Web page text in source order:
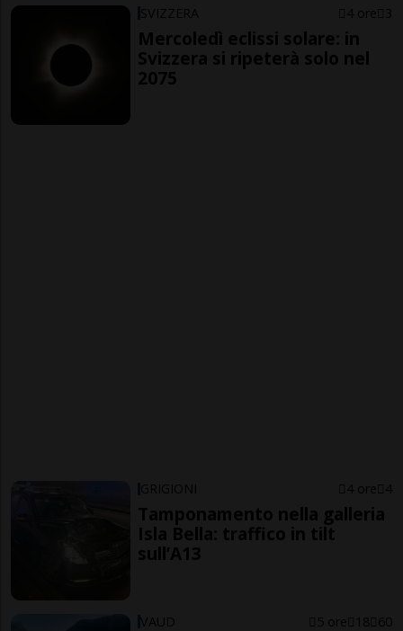
SVIZZERA 4 ore 3
Mercoledì eclissi solare: in
Svizzera si ripeterà solo nel
2075
GRIGIONI 4 ore 4
Tamponamento nella galleria
Isla Bella: traffico in tilt
sull’A13
VAUD 5 ore 18 60